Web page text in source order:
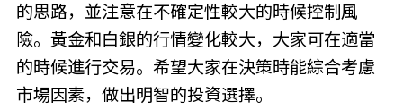
的思路，並注意在不確定性較大的時候控制風
險。黃金和白銀的行情變化較大，大家可在適當
的時候進行交易。希望大家在決策時能綜合考慮
市場因素，做出明智的投資選擇。